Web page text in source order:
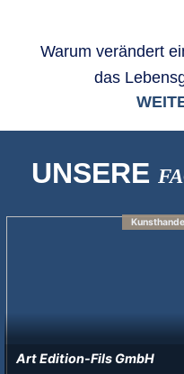
Warum verändert
das
UNSERE
GmbH INCO